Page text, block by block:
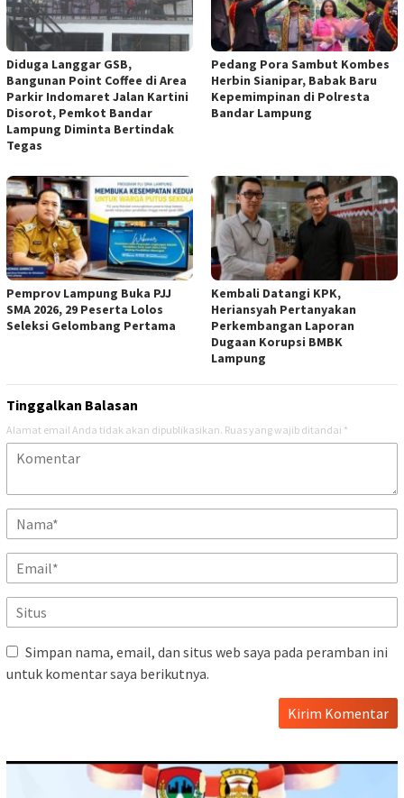
Diduga Langgar GSB,
Bangunan Point Coffee di Area
Parkir Indomaret Jalan Kartini
Disorot, Pemkot Bandar
Lampung Diminta Bertindak
Tegas
Pedang Pora Sambut Kombes
Herbin Sianipar, Babak Baru
Kepemimpinan di Polresta
Bandar Lampung
Pemprov Lampung Buka PJJ
SMA 2026, 29 Peserta Lolos
Seleksi Gelombang Pertama
Kembali Datangi KPK,
Heriansyah Pertanyakan
Perkembangan Laporan
Dugaan Korupsi BMBK
Lampung
Tinggalkan Balasan
Alamat email Anda tidak akan dipublikasikan. Ruas yang wajib ditandai *
Simpan nama, email, dan situs web saya pada peramban ini
untuk komentar saya berikutnya.